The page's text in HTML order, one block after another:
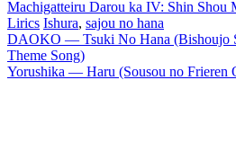
Machigatteiru Darou ka IV: Shin Shou
Lirics Ishura, sajou no hana
Запись
навигация
DAOKO — Tsuki No Hana (Bishoujo
Theme Song)
Yorushika — Haru (Sousou no Frieren